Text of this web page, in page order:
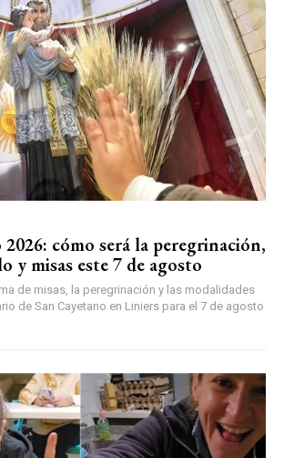
2026: cómo será la peregrinación,
y misas este 7 de agosto
de misas, la peregrinación y las modalidades
de San Cayetano en Liniers para el 7 de agosto